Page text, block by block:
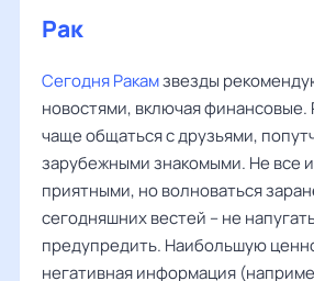
Рак
Сегодня Ракамзвезды
новостями, включая финансовые.
чаще общаться с друзьями,
зарубежными знакомыми. Не все
приятными, но волноваться
сегодняшних вестей – не
предупредить. Наибольшую
негативная информация